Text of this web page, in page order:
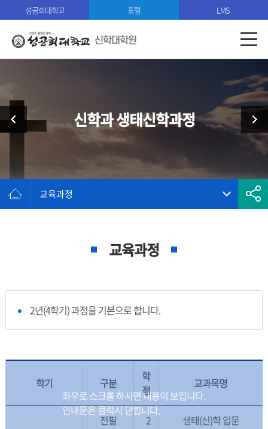
성공회대학교 포털 LMS
신학대학원
신학과 생태신학과정
교육과정
교육과정
2년(4학기) 과정을 기본으로 합니다.
학기 구분
학
점
교과목명
전필 2 생태(신)학 입문